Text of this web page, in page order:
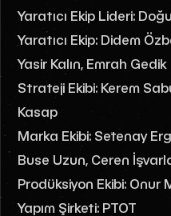
Yaratıcı Ekip Lideri:
Yaratıcı Ekip: Didem
Yasir Kalın, Emrah Gedik
Strateji Ekibi: Kerem
Kasap
Marka Ekibi: Setenay
Buse Uzun, Ceren
Prodüksiyon Ekibi: Onur
Yapım Şirketi: PTOT